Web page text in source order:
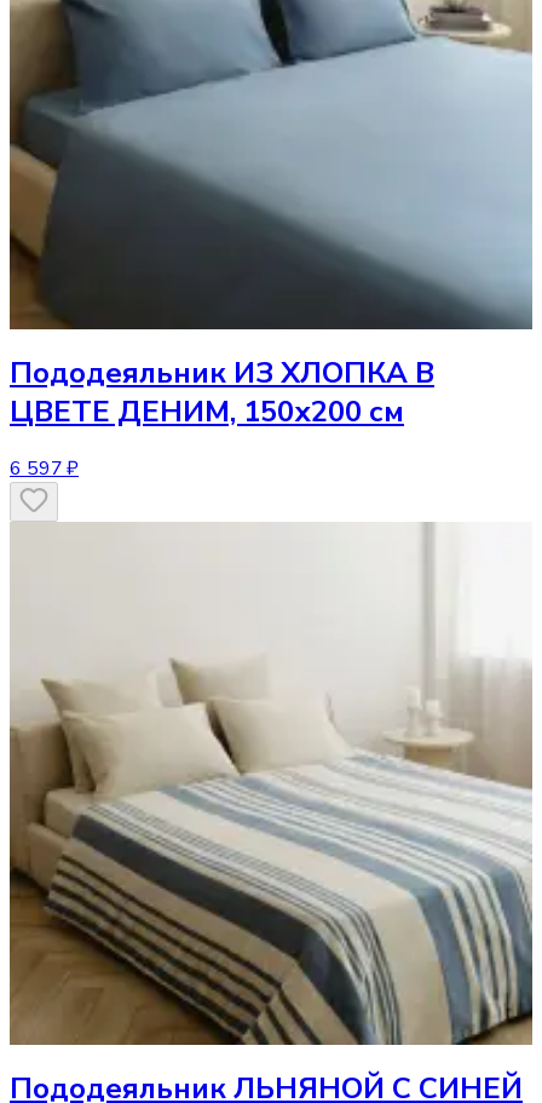
Пододеяльник ИЗ ХЛОПКА В
ЦВЕТЕ ДЕНИМ, 150х200 см
6 597 ₽
ПододеяльникЛЬНЯНОЙ С СИНЕЙ